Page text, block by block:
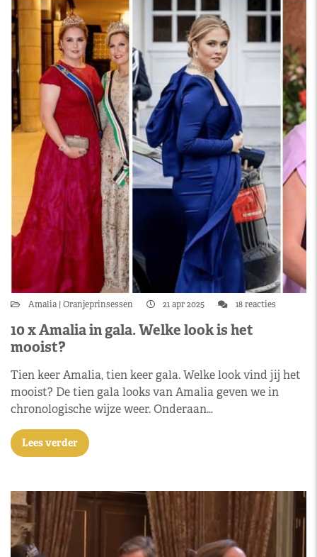
Amalia Oranjeprinsessen 21 apr 2025 18 reacties
10 x Amalia in gala. Welke look is het
mooist?
Tien keer Amalia, tien keer gala. Welke look vind jij het
mooist? De tien gala looks van Amalia geven we in
chronologische wijze weer. Onderaan…
Lees verder